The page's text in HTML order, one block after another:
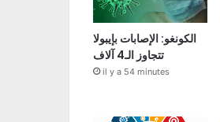
الكونغو: الإصابات بإيبولا
تتجاوز الـ4 آلاف
il y a 54 minutes